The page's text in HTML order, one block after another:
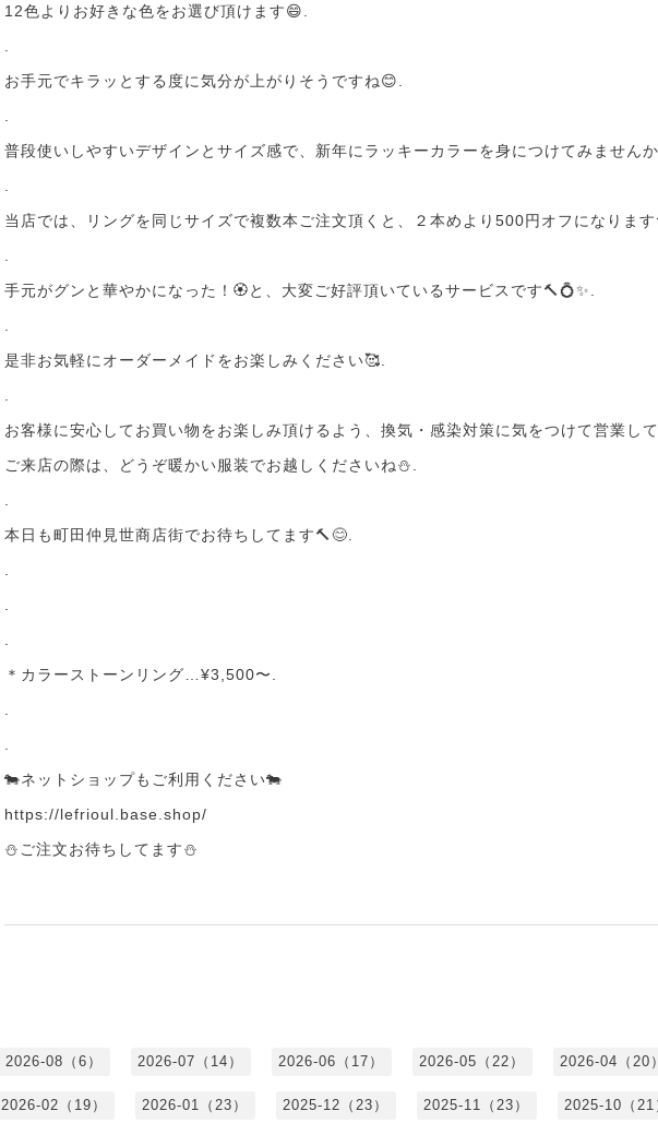
12色よりお好きな色をお選び頂けます😄.
お手元でキラッとする度に気分が上がりそうですね😊.
普段使いしやすいデザインとサイズ感で、新年にラッキーカラーを身につけてみません
当店では、リングを同じサイズで複数本ご注文頂くと、２本めより500円オフになりま
手元がグンと華やかになった！🏵️と、大変ご好評頂いているサービスです🔨💍✨.
是非お気軽にオーダーメイドをお楽しみください🥰.
お客様に安心してお買い物をお楽しみ頂けるよう、換気・感染対策に気をつけて営業し
ご来店の際は、どうぞ暖かい服装でお越しくださいね⛄.
本日も町田仲見世商店街でお待ちしてます🔨😊.
＊カラーストーンリング…¥3,500〜.
🐄ネットショップもご利用ください🐄
https://lefrioul.base.shop/
⛄ご注文お待ちしてます⛄
2026-08（6） 2026-07（14） 2026-06（17） 2026-05（22） 2026-04（20
2026-02（19） 2026-01（23） 2025-12（23） 2025-11（23） 2025-10（21